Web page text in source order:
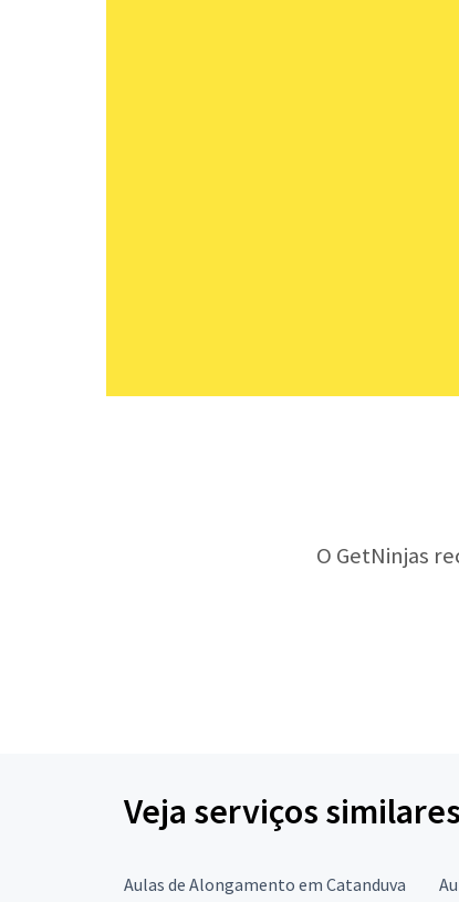
O GetNinjas
Veja serviços
Aulas de Alongamento em Catanduva